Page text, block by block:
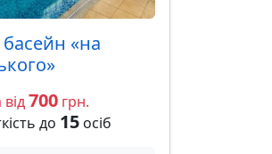
«на
від700 грн.
до 15 осіб